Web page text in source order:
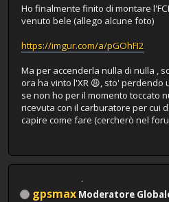
Ho finalmente finito di montare
venuto bele (allego alcune foto)
https://imgur.com/a/pGOhFI2
Ma per accenderla nulla di nulla ,
ora ha vinto l'XR 😩, sto' perdendo
se non ho per il momento toccato
ricevuta con il carburatore per cui
capire come fare (cercherò nel
gpsmax Moderatore